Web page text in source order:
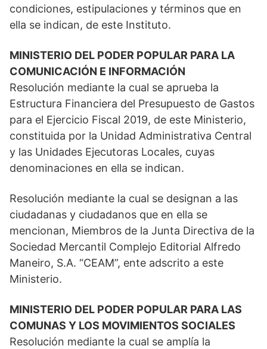
condiciones, estipulaciones y términos que en
ella se indican, de este Instituto.
MINISTERIO DEL PODER POPULAR PARA LA
COMUNICACIÓN E INFORMACIÓN
Resolución mediante la cual se aprueba la
Estructura Financiera del Presupuesto de Gastos
para el Ejercicio Fiscal 2019, de este Ministerio,
constituida por la Unidad Administrativa Central
y las Unidades Ejecutoras Locales, cuyas
denominaciones en ella se indican.
Resolución mediante la cual se designan a las
ciudadanas y ciudadanos que en ella se
mencionan, Miembros de la Junta Directiva de la
Sociedad Mercantil Complejo Editorial Alfredo
Maneiro, S.A. “CEAM”, ente adscrito a este
Ministerio.
MINISTERIO DEL PODER POPULAR PARA LAS
COMUNAS Y LOS MOVIMIENTOS SOCIALES
Resolución mediante la cual se amplía la